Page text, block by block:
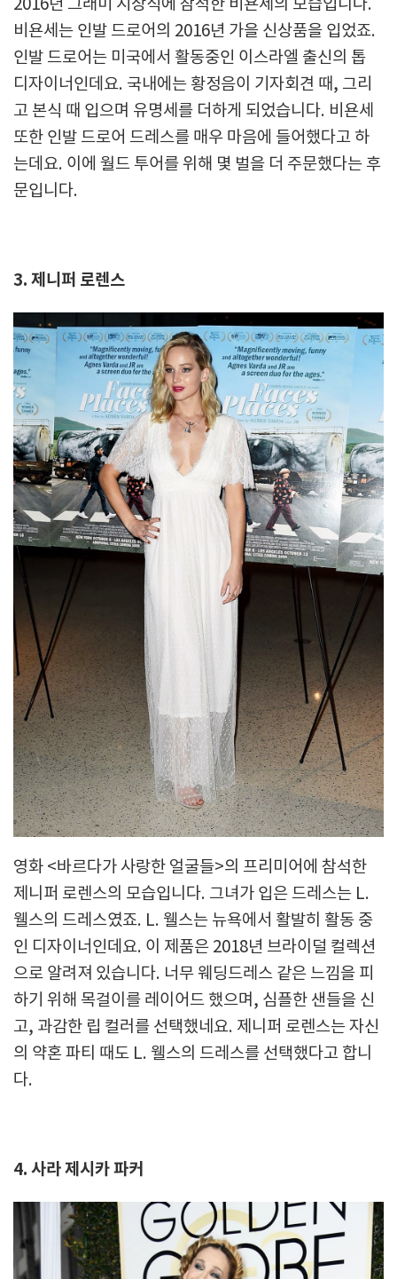
2016년 그래미 시상식에 참석한 비욘세의 모습입니다.
비욘세는 인발 드로어의 2016년 가을 신상품을 입었죠.
인발 드로어는 미국에서 활동중인 이스라엘 출신의 톱
디자이너인데요. 국내에는 황정음이 기자회견 때, 그리
고 본식 때 입으며 유명세를 더하게 되었습니다. 비욘세
또한 인발 드로어 드레스를 매우 마음에 들어했다고 하
는데요. 이에 월드 투어를 위해 몇 벌을 더 주문했다는 후
문입니다.
3. 제니퍼 로렌스
영화 <바르다가 사랑한 얼굴들>의 프리미어에 참석한
제니퍼 로렌스의 모습입니다. 그녀가 입은 드레스는 L.
웰스의 드레스였죠. L. 웰스는 뉴욕에서 활발히 활동 중
인 디자이너인데요. 이 제품은 2018년 브라이덜 컬렉션
으로 알려져 있습니다. 너무 웨딩드레스 같은 느낌을 피
하기 위해 목걸이를 레이어드 했으며, 심플한 샌들을 신
고, 과감한 립 컬러를 선택했네요. 제니퍼 로렌스는 자신
의 약혼 파티 때도 L. 웰스의 드레스를 선택했다고 합니
다.
4. 사라 제시카 파커